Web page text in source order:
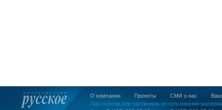
О компании Проекты СМИ о нас
При полном или частичном использовании